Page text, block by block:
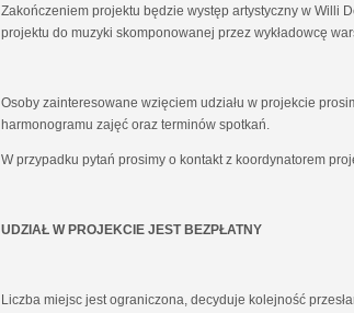
Zakończeniem projektu będzie występ artystyczny w Willi
projektu do muzyki skomponowanej przez wykładowcę
Osoby zainteresowane wzięciem udziału w projekcie
harmonogramu zajęć oraz terminów spotkań.
W przypadku pytań prosimy o kontakt z koordynatorem
UDZIAŁ W PROJEKCIE JEST BEZPŁATNY
Liczba miejsc jest ograniczona, decyduje kolejność